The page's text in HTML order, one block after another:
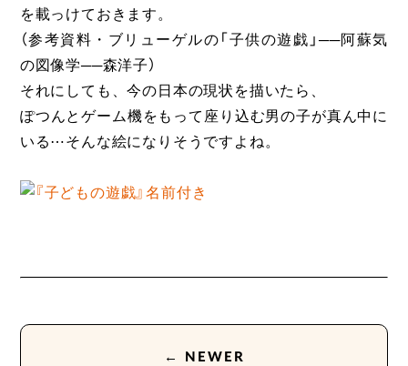
を載っけておきます。
（参考資料・ブリューゲルの「子供の遊戯」──阿蘇気
の図像学──森洋子）
それにしても、今の日本の現状を描いたら、
ぽつんとゲーム機をもって座り込む男の子が真ん中に
いる⋯そんな絵になりそうですよね。
← NEWER